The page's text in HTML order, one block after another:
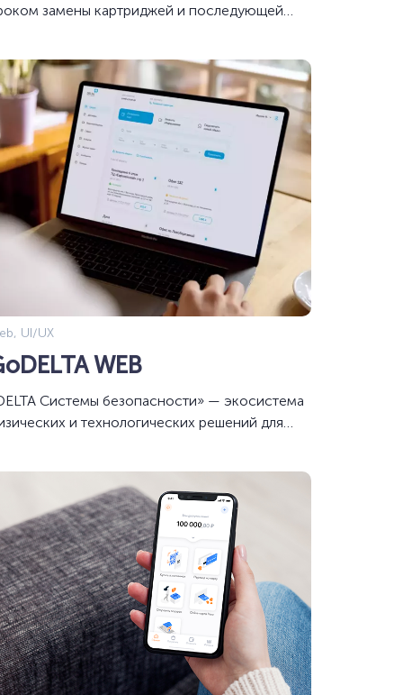
замены картриджей и последующей
UI/UX
WEB
Системы безопасности» — экосистема
и технологических решений для